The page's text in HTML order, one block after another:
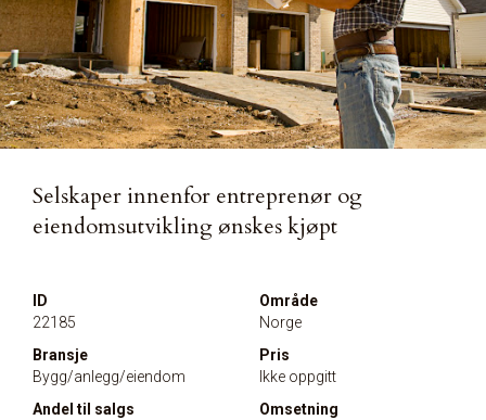
Selskaper innenfor entreprenør og
eiendomsutvikling ønskes kjøpt
ID
22185
Område
Norge
Bransje
Bygg/anlegg/eiendom
Pris
Ikke oppgitt
Andel til salgs
Omsetning